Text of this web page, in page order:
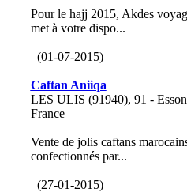
Pour le hajj 2015, Akdes
met à votre dispo...
(01-07-2015)
Caftan Aniiqa
LES ULIS (91940), 91 -
France
Vente de jolis caftans
confectionnés par...
(27-01-2015)